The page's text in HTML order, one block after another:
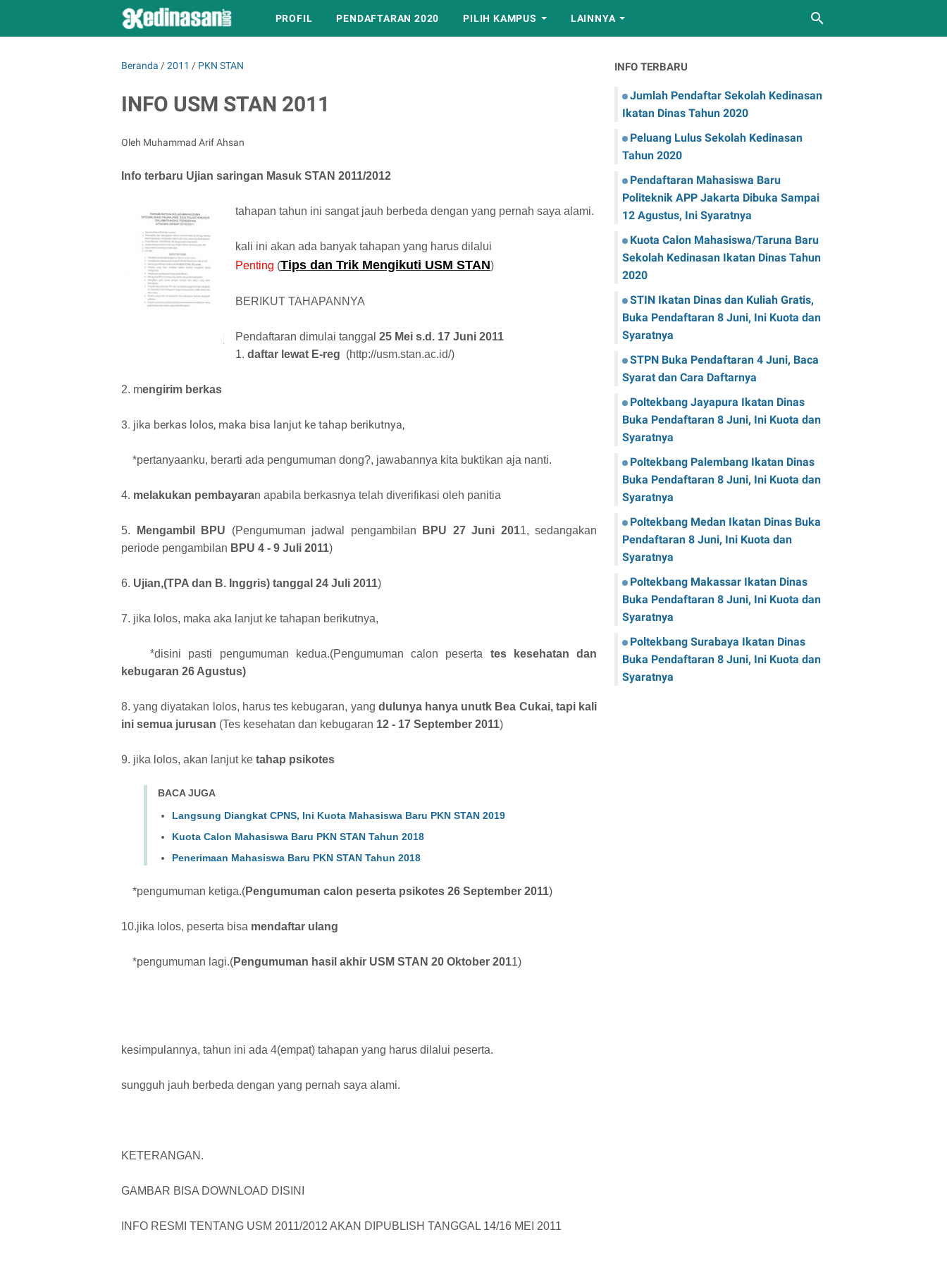
PROFIL PENDAFTARAN 2020 PILIH KAMPUS LAINNYA
Beranda /2011 / PKN STAN
INFO USM STAN 2011
Oleh Muhammad Arif Ahsan
Info terbaru Ujian saringan Masuk STAN 2011/2012
tahapan tahun ini sangat jauh berbeda dengan yang pernah saya alami.
kali ini akan ada banyak tahapan yang harus dilalui
Penting (Tips dan Trik Mengikuti USM STAN)
BERIKUT TAHAPANNYA
Pendaftaran dimulai tanggal 25 Mei s.d. 17 Juni 2011
1. daftar lewat E-reg (http://usm.stan.ac.id/)
2. mengirim berkas
3. jika berkas lolos, maka bisa lanjut ke tahap berikutnya,
*pertanyaanku, berarti ada pengumuman dong?, jawabannya kita buktikan aja nanti.
4. melakukan pembayaran apabila berkasnya telah diverifikasi oleh panitia
5. Mengambil BPU (Pengumuman jadwal pengambilan BPU 27 Juni 2011, sedangakan
periode pengambilan BPU 4 - 9 Juli 2011)
6. Ujian,(TPA dan B. Inggris) tanggal 24 Juli 2011)
7. jika lolos, maka aka lanjut ke tahapan berikutnya,
*disini pasti pengumuman kedua.(Pengumuman calon peserta tes kesehatan dan
kebugaran 26 Agustus)
8. yang diyatakan lolos, harus tes kebugaran, yang dulunya hanya unutk Bea Cukai, tapi kali
ini semua jurusan (Tes kesehatan dan kebugaran 12 - 17 September 2011)
9. jika lolos, akan lanjut ke tahap psikotes
BACA JUGA
Langsung Diangkat CPNS, Ini Kuota Mahasiswa Baru PKN STAN 2019
Kuota Calon Mahasiswa Baru PKN STAN Tahun 2018
Penerimaan Mahasiswa Baru PKN STAN Tahun 2018
*pengumuman ketiga.(Pengumuman calon peserta psikotes 26 September 2011)
10.jika lolos, peserta bisa mendaftar ulang
*pengumuman lagi.(Pengumuman hasil akhir USM STAN 20 Oktober 2011)
kesimpulannya, tahun ini ada 4(empat) tahapan yang harus dilalui peserta.
sungguh jauh berbeda dengan yang pernah saya alami.
KETERANGAN.
GAMBAR BISA DOWNLOAD DISINI
INFO RESMI TENTANG USM 2011/2012 AKAN DIPUBLISH TANGGAL 14/16 MEI 2011
INFO TERBARU
Jumlah Pendaftar Sekolah Kedinasan
Ikatan Dinas Tahun 2020
Peluang Lulus Sekolah Kedinasan
Tahun 2020
Pendaftaran Mahasiswa Baru
Politeknik APP Jakarta Dibuka Sampai
12 Agustus, Ini Syaratnya
Kuota Calon Mahasiswa/Taruna Baru
Sekolah Kedinasan Ikatan Dinas Tahun
2020
STIN Ikatan Dinas dan Kuliah Gratis,
Buka Pendaftaran 8 Juni, Ini Kuota dan
Syaratnya
STPN Buka Pendaftaran 4 Juni, Baca
Syarat dan Cara Daftarnya
Poltekbang Jayapura Ikatan Dinas
Buka Pendaftaran 8 Juni, Ini Kuota dan
Syaratnya
Poltekbang Palembang Ikatan Dinas
Buka Pendaftaran 8 Juni, Ini Kuota dan
Syaratnya
Poltekbang Medan Ikatan Dinas Buka
Pendaftaran 8 Juni, Ini Kuota dan
Syaratnya
Poltekbang Makassar Ikatan Dinas
Buka Pendaftaran 8 Juni, Ini Kuota dan
Syaratnya
Poltekbang Surabaya Ikatan Dinas
Buka Pendaftaran 8 Juni, Ini Kuota dan
Syaratnya